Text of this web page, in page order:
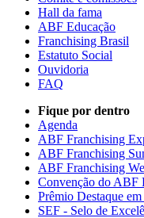
Hall da fama
ABF Educação
Franchising Brasil
Estatuto Social
Ouvidoria
FAQ
Fique por dentro
Agenda
ABF Franchising
ABF Franchising
ABF Franchising
Convenção do ABF
Prêmio Destaque
SEF - Selo de